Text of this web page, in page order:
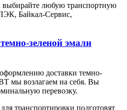
любую транспортную
Байкал-Сервис,
зеленой эмали
доставки темно-
мы возлагаем на себя. Вы
перевозку.
транспортировки подготовят